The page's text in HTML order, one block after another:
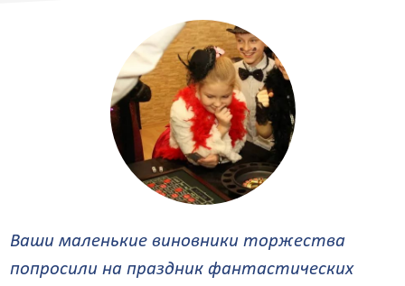
Ваши маленькие виновники торжества
попросили на праздник фантастических